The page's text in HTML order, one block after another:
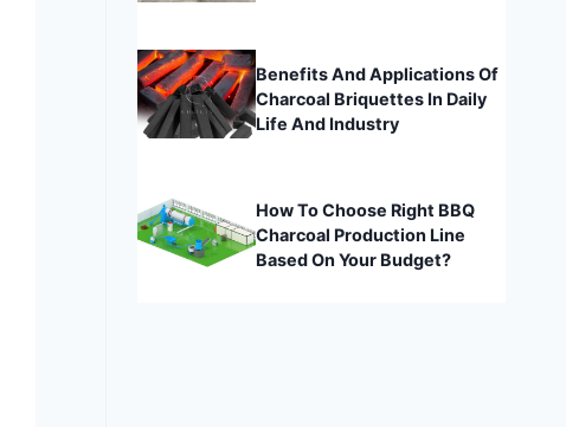
Benefits And Applications Of
Charcoal Briquettes In Daily
Life And Industry
How To Choose Right BBQ
Charcoal Production Line
Based On Your Budget?